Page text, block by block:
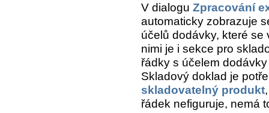
V dialogu Zpracování
automaticky zobrazuje
účelů dodávky, které
nimi je i sekce pro
řádky s účelem
Skladový doklad je
skladovatelný produkt
řádek nefiguruje, nemá